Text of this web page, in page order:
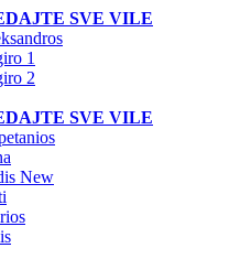
SVE VILE
1
2
SVE VILE
New